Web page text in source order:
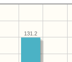
131.2